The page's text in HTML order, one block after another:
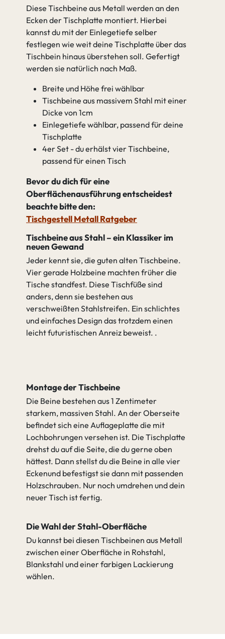
Diese Tischbeine aus Metall werden an den
Ecken der Tischplatte montiert. Hierbei
kannst du mit der Einlegetiefe selber
festlegen wie weit deine Tischplatte über das
Tischbein hinaus überstehen soll. Gefertigt
werden sie natürlich nach Maß.
Breite und Höhe frei wählbar
Tischbeine aus massivem Stahl mit einer
Dicke von 1cm
Einlegetiefe wählbar, passend für deine
Tischplatte
4er Set - du erhälst vier Tischbeine,
passend für einen Tisch
Bevor du dich für eine
Oberflächenausführung entscheidest
beachte bitte den:
Tischgestell Metall Ratgeber
Tischbeine aus Stahl – ein Klassiker im
neuen Gewand
Jeder kennt sie, die guten alten Tischbeine.
Vier gerade Holzbeine machten früher die
Tische standfest. Diese Tischfüße sind
anders, denn sie bestehen aus
verschweißten Stahlstreifen. Ein schlichtes
und einfaches Design das trotzdem einen
leicht futuristischen Anreiz beweist.
Montage der Tischbeine
Die Beine bestehen aus 1 Zentimeter
starkem, massiven Stahl. An der Oberseite
befindet sich eine Auflageplatte die mit
Lochbohrungen versehen ist. Die Tischplatte
drehst du auf die Seite, die du gerne oben
hättest. Dann stellst du die Beine in alle vier
Eckenund befestigst sie dann mit passenden
Holzschrauben. Nur noch umdrehen und dein
neuer Tisch ist fertig.
Die Wahl der Stahl-Oberfläche
Du kannst bei diesen Tischbeinen aus Metall
zwischen einer Oberfläche in Rohstahl,
Blankstahl und einer farbigen Lackierung
wählen.